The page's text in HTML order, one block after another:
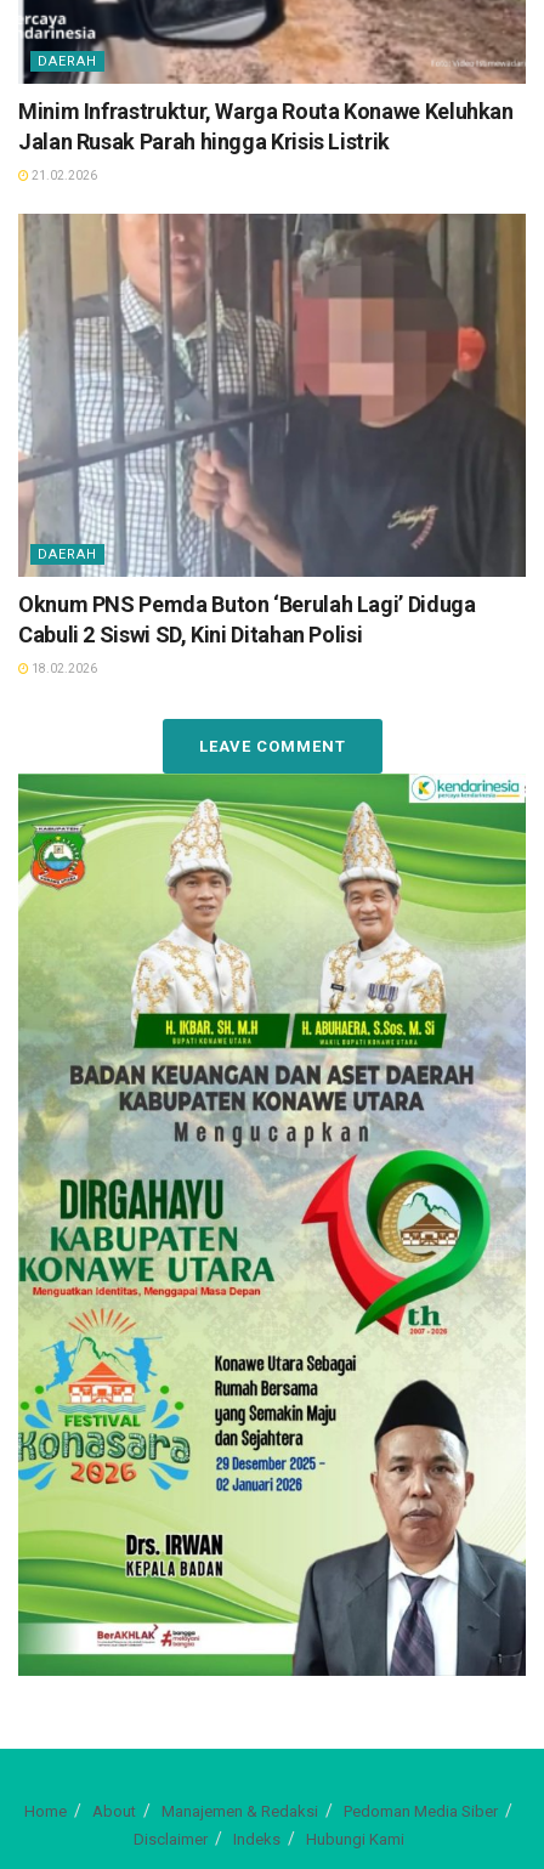
DAERAH
Minim Infrastruktur, Warga Routa Konawe Keluhkan
Jalan Rusak Parah hingga Krisis Listrik
21.02.2026
DAERAH
Oknum PNS Pemda Buton ‘Berulah Lagi’ Diduga
Cabuli 2 Siswi SD, Kini Ditahan Polisi
18.02.2026
LEAVE COMMENT
Home About Manajemen & Redaksi
Pedoman Media Siber
Disclaimer
Indeks Hubungi Kami